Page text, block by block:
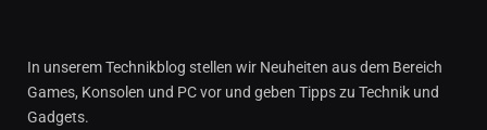
In unserem Technikblog stellen wir Neuheiten aus dem Bereich
Games, Konsolen und PC vor und geben Tipps zu Technik und
Gadgets.